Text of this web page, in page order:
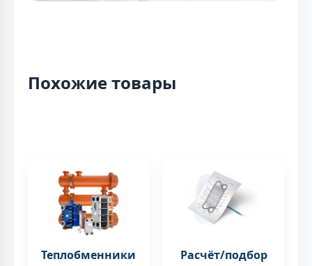
Похожие товары
Теплобменники
Расчёт/подбор